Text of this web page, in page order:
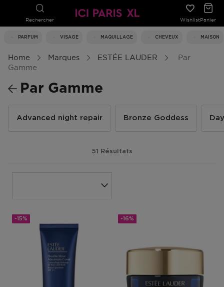
Rechercher WishlistPanier
PARFUM VISAGE MAQUILLAGE CHEVEUX MAISON
Home Marques ESTÉE LAUDER
Par
Gamme
Par Gamme
Advanced night repair Bronze Goddess
51 Résultats
-15% -16%